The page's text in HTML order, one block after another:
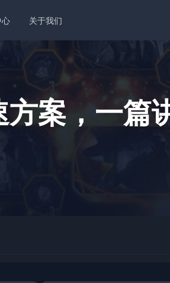
关于我们
案，一篇